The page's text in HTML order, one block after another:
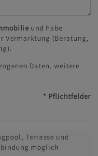
und habe
Vermarktung (Beratung,
Daten, weitere
* Pflichtfelder